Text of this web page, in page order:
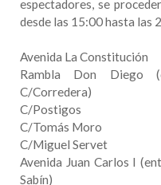
espectadores, se
desde las 15:00 hasta las
Avenida La Constitución
Rambla Don Diego
C/Corredera)
C/Postigos
C/Tomás Moro
C/Miguel Servet
Avenida Juan Carlos I
Sabín)